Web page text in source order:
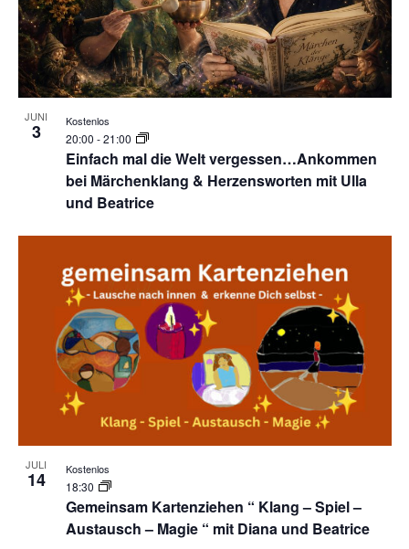
JUNI
3
Einfach mal die Welt vergessen…Ankommen
bei Märchenklang & Herzensworten mit Ulla
und Beatrice
20:00 -21:00
Kostenlos
JULI
14
Gemeinsam Kartenziehen “ Klang – Spiel –
Austausch – Magie “ mit Diana und Beatrice
18:30
Kostenlos